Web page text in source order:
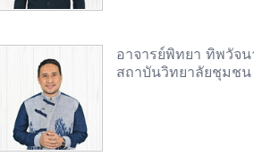
อาจารย์พิทยา ทิพวัจน
สถาบันวิทยาลัยชุมชน